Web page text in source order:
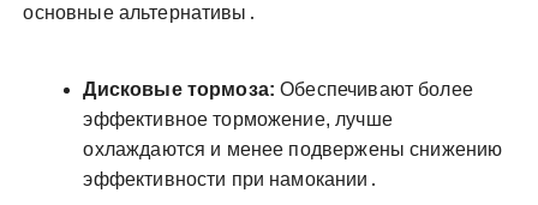
основные альтернативы․
Дисковые тормоза: Обеспечивают более
эффективное торможение, лучше
охлаждаются и менее подвержены снижению
эффективности при намокании․